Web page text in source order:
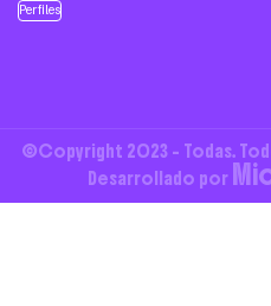
Perfiles
©Copyright 2023 - Todas.
Desarrollado por